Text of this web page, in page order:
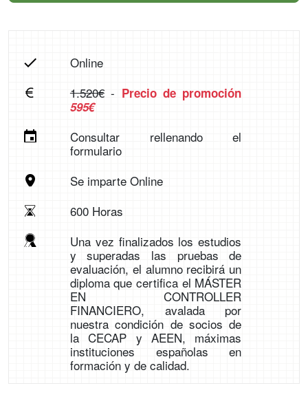
Online
1.520€- Precio de promoción
595€
Consultar rellenando el
formulario
Se imparte Online
600 Horas
Una vez finalizados los estudios
y superadas las pruebas de
evaluación, el alumno recibirá un
diploma que certifica el MÁSTER
EN CONTROLLER
FINANCIERO, avalada por
nuestra condición de socios de
la CECAP y AEEN, máximas
instituciones españolas en
formación y de calidad.